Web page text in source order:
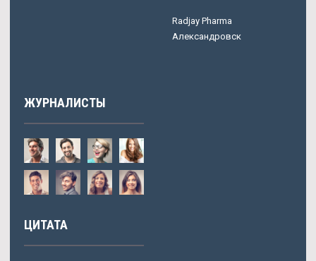
Radjay Pharma
Александровск
ЖУРНАЛИСТЫ
ЦИТАТА